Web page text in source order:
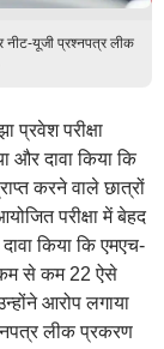
नीट-यूजी प्रश्नपत्र लीक
प्रवेश परीक्षा
और दावा किया कि
करने वाले छात्रों
परीक्षा में बेहद
किया कि एमएच-
कम से कम 22 ऐसे
आरोप लगाया
लीक प्रकरण